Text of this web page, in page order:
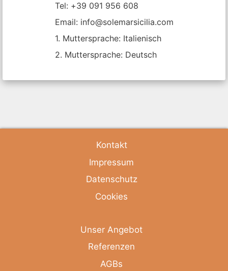
Tel: +39 091 956 608
Email: info@solemarsicilia.com
1. Muttersprache: Italienisch
2. Muttersprache: Deutsch
Kontakt
Impressum
Datenschutz
Cookies
Unser Angebot
Referenzen
AGBs